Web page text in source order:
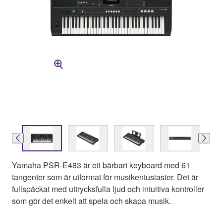
Yamaha PSR-E483 är ett bärbart keyboard med 61
tangenter som är utformat för musikentusiaster. Det är
fullspäckat med uttrycksfulla ljud och intuitiva kontroller
som gör det enkelt att spela och skapa musik.